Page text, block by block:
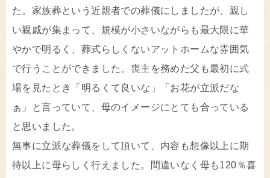
た。家族葬という近親者での葬儀にしましたが、親し
い親戚が集まって、規模が小さいながらも最大限に華
やかで明るく、葬式らしくないアットホームな雰囲気
で行うことができました。喪主を務めた父も最初に式
場を見たとき「明るくて良いな」「お花が立派だな
ぁ」と言っていて、母のイメージにとても合っている
と思いました。
無事に立派な葬儀をして頂いて、内容も想像以上に期
待以上に母らしく行えました。間違いなく母も120％喜